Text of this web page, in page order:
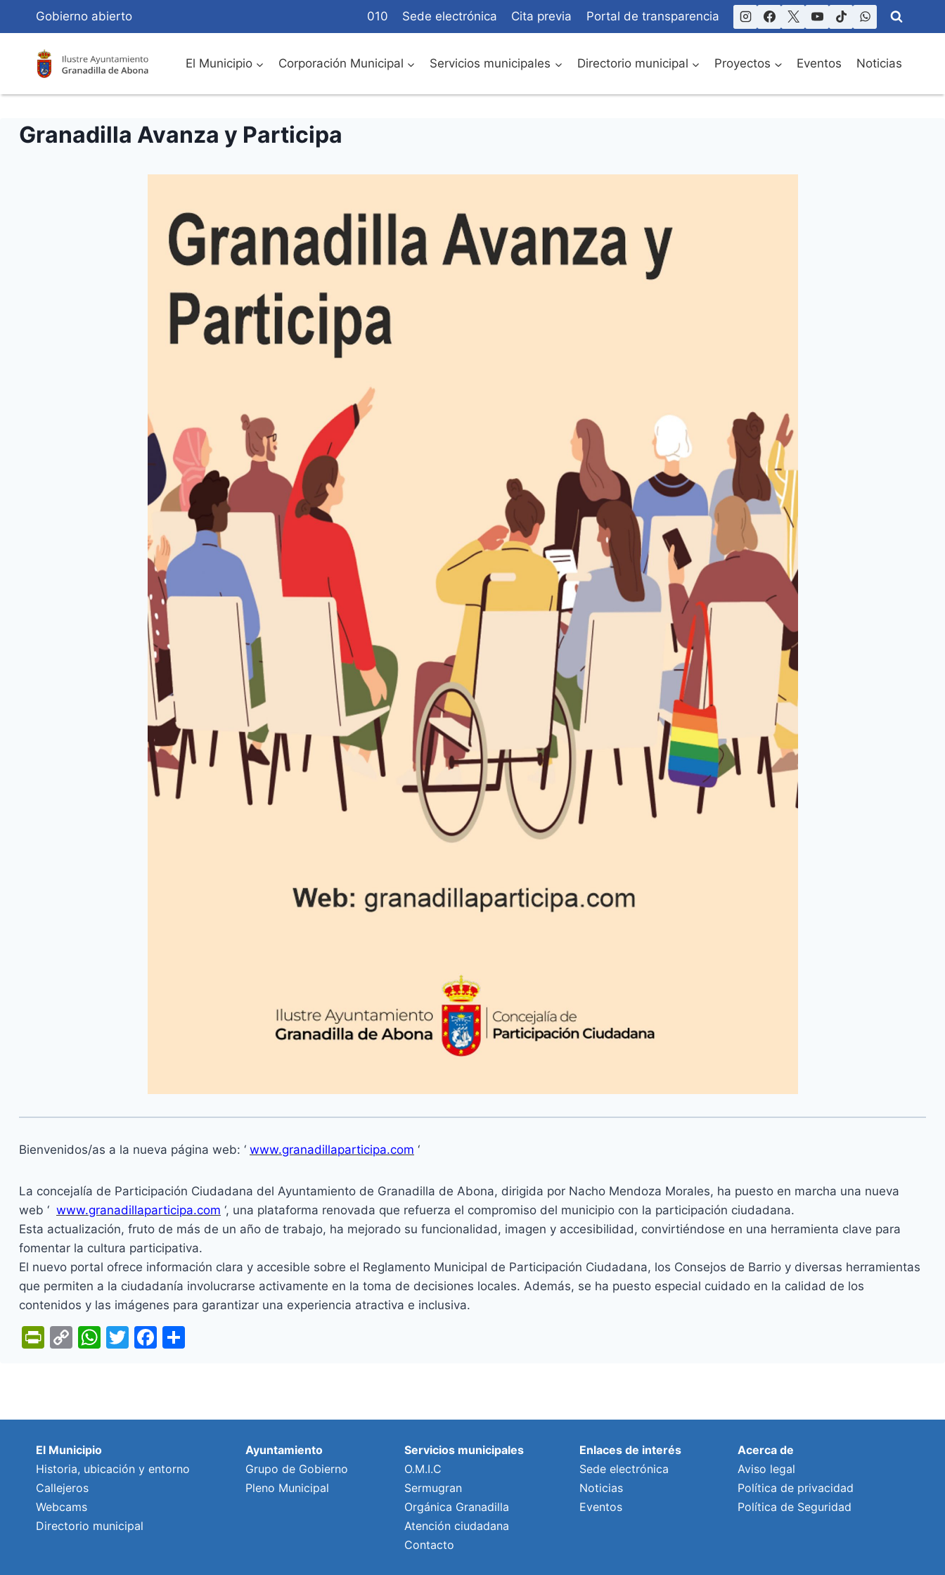
Contenido
Gobierno abierto 010 Sede electrónica Cita previa Portal de transparencia
El Municipio Corporación Municipal Servicios municipales Directorio municipal Proyectos Eventos Noticias
Granadilla Avanza y Participa
Bienvenidos/as a la nueva página web: ‘ www.granadillaparticipa.com ‘
La concejalía de Participación Ciudadana del Ayuntamiento de Granadilla de Abona, dirigida por Nacho Mendoza Morales, ha puesto en marcha una nueva
web ‘ www.granadillaparticipa.com ‘, una plataforma renovada que refuerza el compromiso del municipio con la participación ciudadana.
Esta actualización, fruto de más de un año de trabajo, ha mejorado su funcionalidad, imagen y accesibilidad, convirtiéndose en una herramienta clave para
fomentar la cultura participativa.
El nuevo portal ofrece información clara y accesible sobre el Reglamento Municipal de Participación Ciudadana, los Consejos de Barrio y diversas herramientas
que permiten a la ciudadanía involucrarse activamente en la toma de decisiones locales. Además, se ha puesto especial cuidado en la calidad de los
contenidos y las imágenes para garantizar una experiencia atractiva e inclusiva.
Pr
e
n
dl
y
C
Li
n
k
W
A
p
p
T
F
b
o
ar
El Municipio
Historia, ubicación y entorno
Callejeros
Webcams
Directorio municipal
Ayuntamiento
Grupo de Gobierno
Pleno Municipal
Servicios municipales
O.M.I.C
Sermugran
Orgánica Granadilla
Atención ciudadana
Contacto
Enlaces de interés
Sede electrónica
Noticias
Eventos
Acerca de
Aviso legal
Política de privacidad
Política de Seguridad